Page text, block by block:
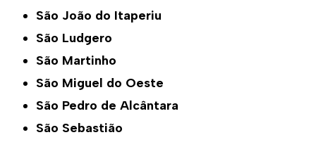
São João do Itaperiu
São Ludgero
São Martinho
São Miguel do Oeste
São Pedro de Alcântara
São Sebastião